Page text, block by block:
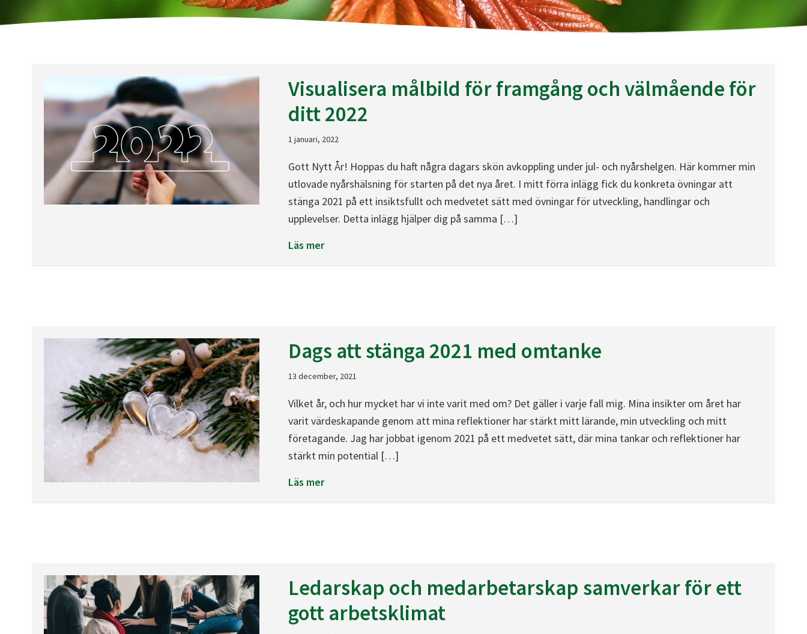
Visualisera målbild för framgång och välmående för
ditt 2022
1 januari, 2022
Gott Nytt År! Hoppas du haft några dagars skön avkoppling under jul- och nyårshelgen. Här kommer min
utlovade nyårshälsning för starten på det nya året. I mitt förra inlägg fick du konkreta övningar att
stänga 2021 på ett insiktsfullt och medvetet sätt med övningar för utveckling, handlingar och
upplevelser. Detta inlägg hjälper dig på samma […]
Läs merabout Visualisera målbild för framgång och välmående för ditt 2022
Dags att stänga 2021 med omtanke
13 december, 2021
Vilket år, och hur mycket har vi inte varit med om? Det gäller i varje fall mig. Mina insikter om året har
varit värdeskapande genom att mina reflektioner har stärkt mitt lärande, min utveckling och mitt
företagande. Jag har jobbat igenom 2021 på ett medvetet sätt, där mina tankar och reflektioner har
stärkt min potential […]
Läs merabout Dags att stänga 2021 med omtanke
Ledarskap och medarbetarskap samverkar för ett
gott arbetsklimat